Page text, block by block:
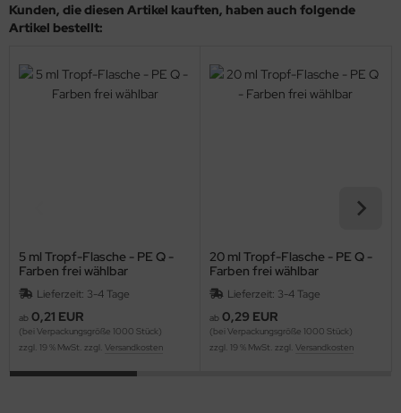
Kunden, die diesen Artikel kauften, haben auch folgende
Artikel bestellt:
5 ml Tropf-Flasche - PE Q -
Farben frei wählbar
Lieferzeit: 3-4 Tage
ab 0,21 EUR
(bei Verpackungsgröße 1000 Stück)
zzgl. 19 % MwSt. zzgl. Versandkosten
20 ml Tropf-Flasche - PE Q -
Farben frei wählbar
Lieferzeit: 3-4 Tage
ab 0,29 EUR
(bei Verpackungsgröße 1000 Stück)
zzgl. 19 % MwSt. zzgl. Versandkosten